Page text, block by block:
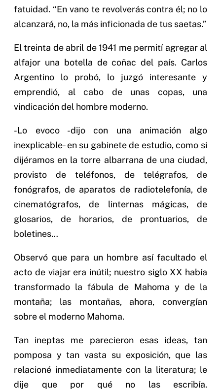
fatuidad. “En vano te revolverás contra él; no lo
alcanzará, no, la más inficionada de tus saetas.”
El treinta de abril de 1941 me permití agregar al
alfajor una botella de coñac del país. Carlos
Argentino lo probó, lo juzgó interesante y
emprendió, al cabo de unas copas, una
vindicación del hombre moderno.
-Lo evoco -dijo con una animación algo
inexplicable- en su gabinete de estudio, como si
dijéramos en la torre albarrana de una ciudad,
provisto de teléfonos, de telégrafos, de
fonógrafos, de aparatos de radiotelefonía, de
cinematógrafos, de linternas mágicas, de
glosarios, de horarios, de prontuarios, de
boletines…
Observó que para un hombre así facultado el
acto de viajar era inútil; nuestro siglo XX había
transformado la fábula de Mahoma y de la
montaña; las montañas, ahora, convergían
sobre el moderno Mahoma.
Tan ineptas me parecieron esas ideas, tan
pomposa y tan vasta su exposición, que las
relacioné inmediatamente con la literatura; le
dije que por qué no las escribía.